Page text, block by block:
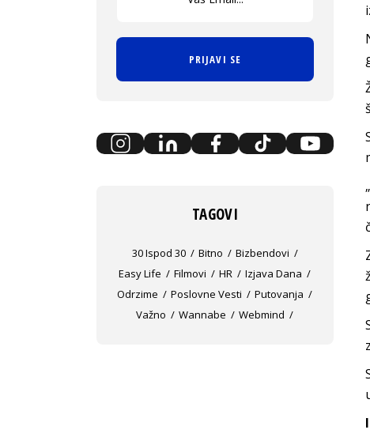
PRIJAVI SE
TAGOVI
30 Ispod 30 Bitno
Bizbendovi
Easy Life
Filmovi HR
Izjava Dana
Odrzime
Poslovne Vesti
Putovanja
Važno
Wannabe Webmind